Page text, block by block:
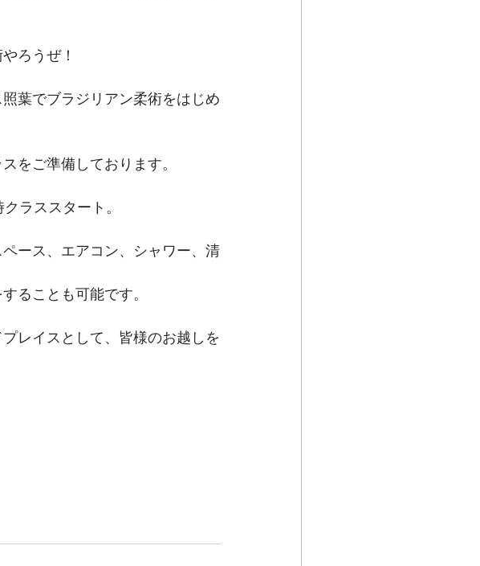
ろうぜ！
葉でブラジリアン柔術をはじめ
をご準備しております。
ラススタート。
ース、エアコン、シャワー、清
ることも可能です。
レイスとして、皆様のお越しを